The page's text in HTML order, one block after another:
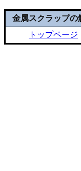
金属スクラップの
トップページ